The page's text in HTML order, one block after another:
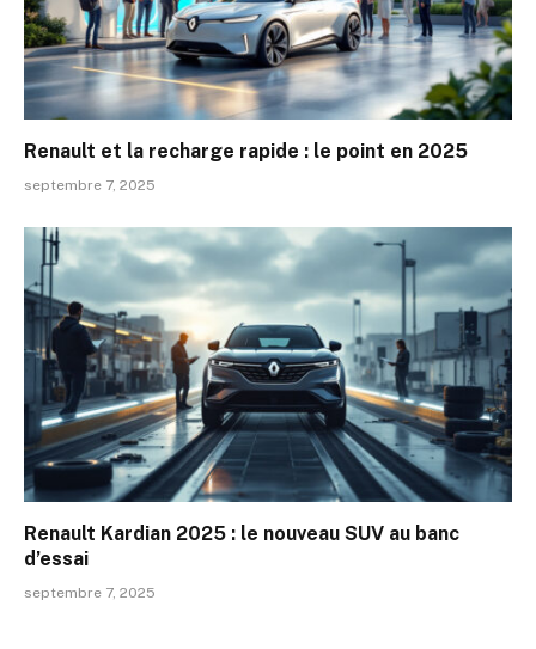
Renault et la recharge rapide : le point en 2025
septembre 7, 2025
Renault Kardian 2025 : le nouveau SUV au banc
d’essai
septembre 7, 2025